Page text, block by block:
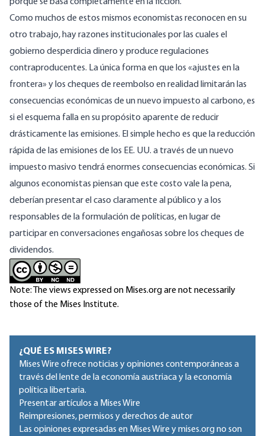
porque se basa completamente en la ficción.
Como muchos de estos mismos economistas reconocen en su
otro trabajo, hay razones institucionales por las cuales el
gobierno desperdicia dinero y produce regulaciones
contraproducentes. La única forma en que los «ajustes en la
frontera» y los cheques de reembolso en realidad limitarán las
consecuencias económicas de un nuevo impuesto al carbono, es
si el esquema falla en su propósito aparente de reducir
drásticamente las emisiones. El simple hecho es que la reducción
rápida de las emisiones de los EE. UU. a través de un nuevo
impuesto masivo tendrá enormes consecuencias económicas. Si
algunos economistas piensan que este costo vale la pena,
deberían presentar el caso claramente al público y a los
responsables de la formulación de políticas, en lugar de
participar en conversaciones engañosas sobre los cheques de
dividendos.
Note: The views expressed on Mises.org are not necessarily
those of the Mises Institute.
¿QUÉ ES MISES WIRE?
Mises Wire ofrece noticias y opiniones contemporáneas a
través del lente de la economía austriaca y la economía
política libertaria.
Presentar artículos a Mises Wire
Reimpresiones, permisos y derechos de autor
Las opiniones expresadas en Mises Wire y mises.org no son